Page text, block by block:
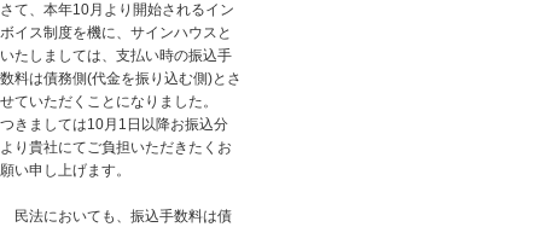
さて、本年10月より開始されるイン
ボイス制度を機に、サインハウスと
いたしましては、支払い時の振込手
数料は債務側(代金を振り込む側)とさ
せていただくことになりました。
つきましては10月1日以降お振込分
より貴社にてご負担いただきたくお
願い申し上げます。
民法においても、振込手数料は債